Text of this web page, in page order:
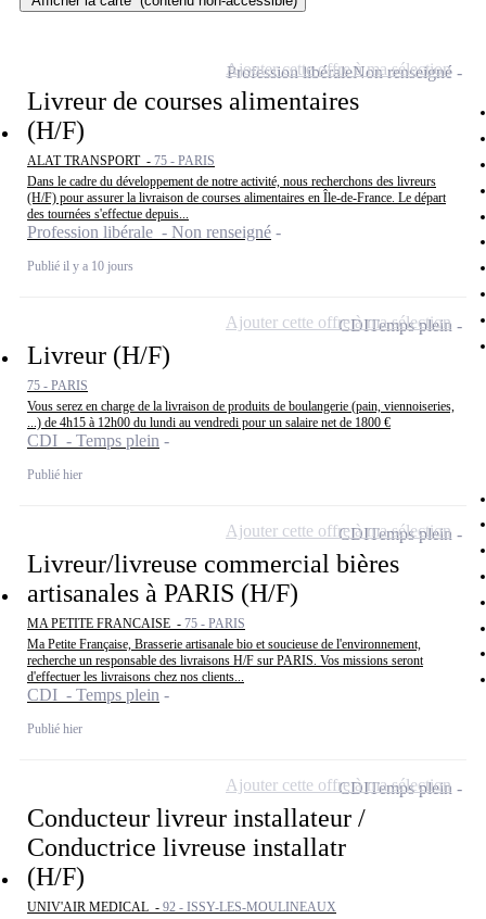
Livreur de courses alimentaires
(H/F)
ALAT TRANSPORT - 75 - PARIS
Dans le cadre du développement de notre activité, nous recherchons des livreurs
(H/F) pour assurer la livraison de courses alimentaires en Île-de-France. Le départ
des tournées s'effectue depuis...
Profession libérale - Non renseigné
Publié il y a 10 jours
Profession libéraleNon renseigné
Ajouter cette offre à ma sélection
Livreur (H/F)
75 - PARIS
Vous serez en charge de la livraison de produits de boulangerie (pain, viennoiseries,
...) de 4h15 à 12h00 du lundi au vendredi pour un salaire net de 1800 €
CDI - Temps plein
Publié hier
CDITemps plein
Ajouter cette offre à ma sélection
Livreur/livreuse commercial bières
artisanales à PARIS (H/F)
MA PETITE FRANCAISE - 75 - PARIS
Ma Petite Française, Brasserie artisanale bio et soucieuse de l'environnement,
recherche un responsable des livraisons H/F sur PARIS. Vos missions seront
d'effectuer les livraisons chez nos clients...
CDI - Temps plein
Publié hier
CDITemps plein
Ajouter cette offre à ma sélection
Conducteur livreur installateur /
Conductrice livreuse installatr
(H/F)
UNIV'AIR MEDICAL - 92 - ISSY-LES-MOULINEAUX
CDITemps plein
Ajouter cette offre à ma sélection